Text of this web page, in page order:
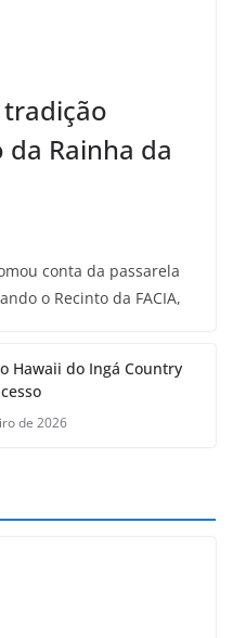
tradição
Rainha da
conta da passarela
o Recinto da FACIA,
Hawaii do Ingá Country
de 2026